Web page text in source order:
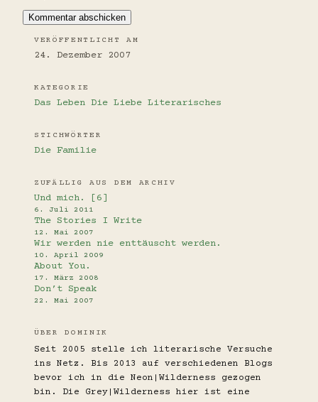
VERÖFFENTLICHT AM
24. Dezember 2007
KATEGORIE
Das Leben Die Liebe Literarisches
STICHWÖRTER
Die Familie
ZUFÄLLIG AUS DEM ARCHIV
Und mich. [6]
6. Juli 2011
The Stories I Write
12. Mai 2007
Wir werden nie enttäuscht werden.
10. April 2009
About You.
17. März 2008
Don’t Speak
22. Mai 2007
ÜBER DOMINIK
Seit 2005 stelle ich literarische Versuche
ins Netz. Bis 2013 auf verschiedenen Blogs
bevor ich in die Neon|Wilderness gezogen
bin. Die Grey|Wilderness hier ist eine